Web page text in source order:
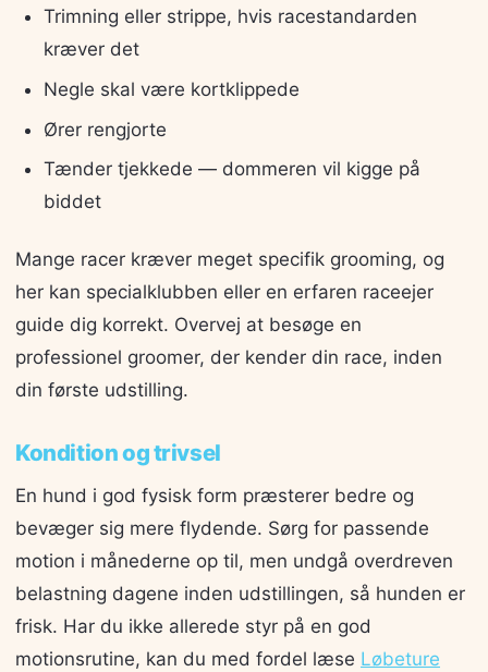
Trimning eller strippe, hvis racestandarden
kræver det
Negle skal være kortklippede
Ører rengjorte
Tænder tjekkede — dommeren vil kigge på
biddet
Mange racer kræver meget specifik grooming, og
her kan specialklubben eller en erfaren raceejer
guide dig korrekt. Overvej at besøge en
professionel groomer, der kender din race, inden
din første udstilling.
Kondition og trivsel
En hund i god fysisk form præsterer bedre og
bevæger sig mere flydende. Sørg for passende
motion i månederne op til, men undgå overdreven
belastning dagene inden udstillingen, så hunden er
frisk. Har du ikke allerede styr på en god
motionsrutine, kan du med fordel læse Løbeture